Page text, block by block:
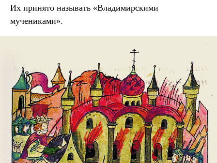
Их принято называть «Владимирскими
мучениками».